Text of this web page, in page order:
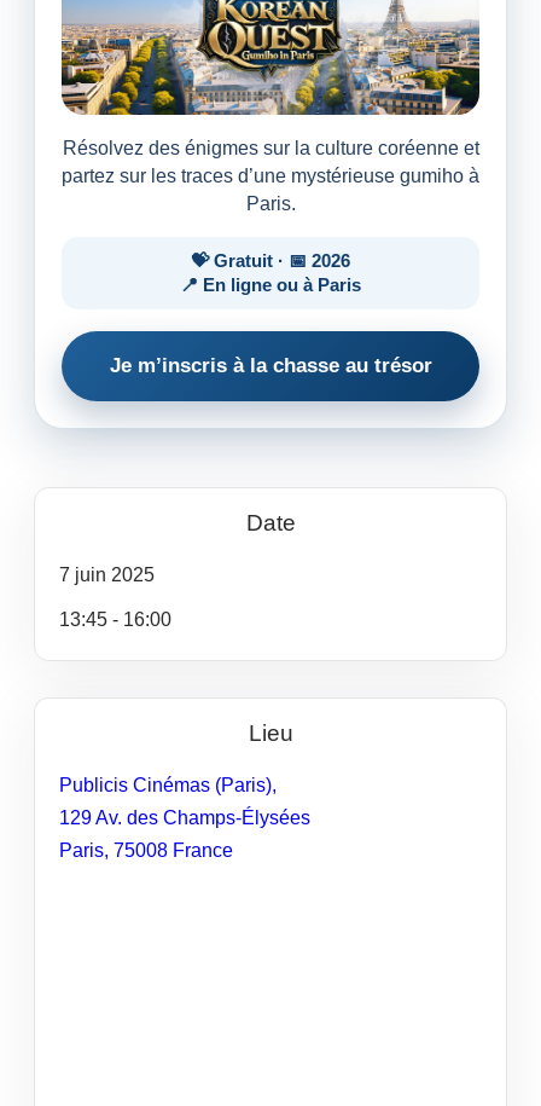
Résolvez des énigmes sur la culture coréenne et
partez sur les traces d’une mystérieuse gumiho à
Paris.
💝 Gratuit · 📅 2026
📍 En ligne ou à Paris
Je m’inscris à la chasse au trésor
Date
7 juin 2025
13:45 - 16:00
Lieu
Publicis Cinémas (Paris),
129 Av. des Champs-Élysées
Paris, 75008 France